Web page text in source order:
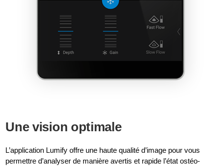
Une vision optimale
L’application Lumify offre une haute qualité d’image pour vous
permettre d’analyser de manière avertis et rapide l’état ostéo-